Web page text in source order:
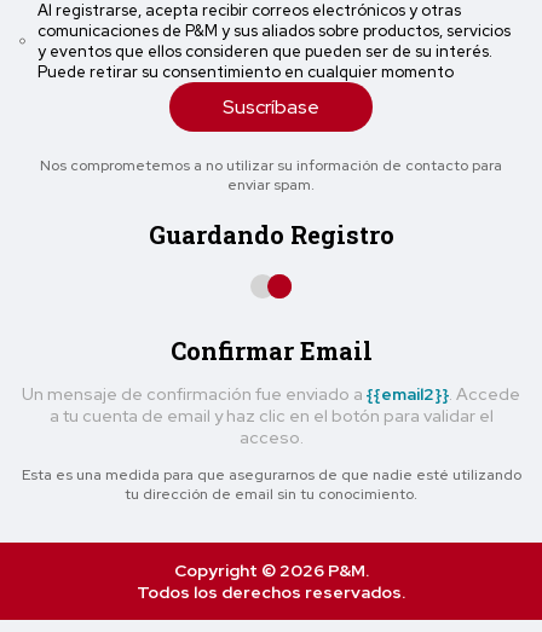
Al registrarse, acepta recibir correos electrónicos y otras
comunicaciones de P&M y sus aliados sobre productos, servicios
y eventos que ellos consideren que pueden ser de su interés.
Puede retirar su consentimiento en cualquier momento
Suscríbase
Nos comprometemos a no utilizar su información de contacto para
enviar spam.
Guardando Registro
Confirmar Email
Un mensaje de confirmación fue enviado a {{email2}}. Accede
a tu cuenta de email y haz clic en el botón para validar el
acceso.
Esta es una medida para que asegurarnos de que nadie esté utilizando
tu dirección de email sin tu conocimiento.
Copyright © 2026 P&M.
Todos los derechos reservados.